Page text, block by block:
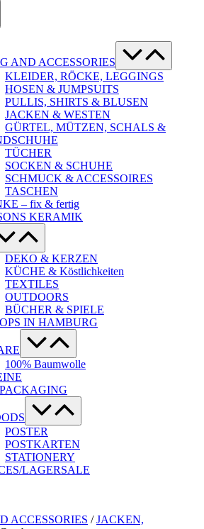
AND ACCESSORIES
Menü-
Schalter
KLEIDER, RÖCKE, LEGGINGS
HOSEN & JUMPSUITS
PULLIS, SHIRTS & BLUSEN
JACKEN & WESTEN
GÜRTEL, MÜTZEN, SCHALS &
TÜCHER
SOCKEN & SCHUHE
SCHMUCK & ACCESSOIRES
TASCHEN
– fix & fertig
KERAMIK
DEKO & KERZEN
KÜCHE & Köstlichkeiten
TEXTILES
OUTDOORS
BÜCHER & SPIELE
IN HAMBURG
Menü-
Schalter
100% Baumwolle
Menü-
Schalter
POSTER
POSTKARTEN
STATIONERY
LAGERSALE
ACCESSORIES /JACKEN,